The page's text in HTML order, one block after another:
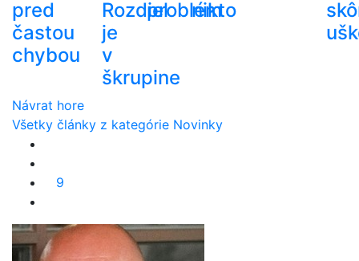
pred
častou
chybou
Rozdiel
je
v
škrupine
problém
nikto
Návrat hore
Všetky články z kategórie Novinky
9